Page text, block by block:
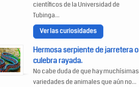
científicos de la Universidad de
Tubinga...
Ver las curiosidades
Hermosa serpiente de jarretera o
culebra rayada.
No cabe duda de que hay muchísimas
variedades de animales que aún no...